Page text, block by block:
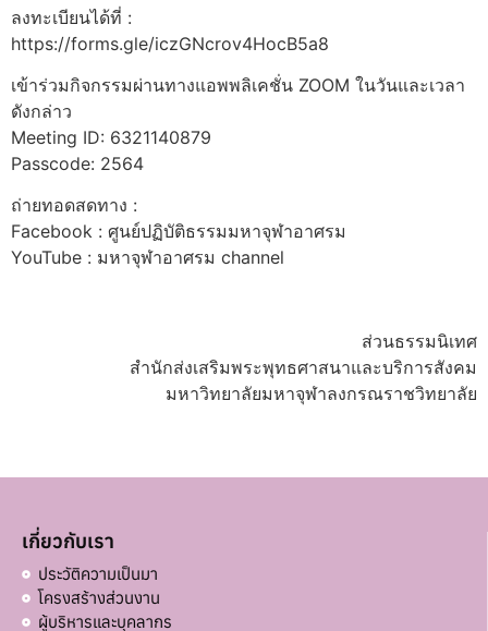
ลงทะเบียนได้ที่ :
https://forms.gle/iczGNcrov4HocB5a8
เข้าร่วมกิจกรรมผ่านทางแอพพลิเคชั่น ZOOM ในวันและเวลา
ดังกล่าว
Meeting ID: 6321140879
Passcode: 2564
ถ่ายทอดสดทาง :
Facebook : ศูนย์ปฏิบัติธรรมมหาจุฬาอาศรม
YouTube : มหาจุฬาอาศรม channel
ส่วนธรรมนิเทศ
สำนักส่งเสริมพระพุทธศาสนาและบริการสังคม
มหาวิทยาลัยมหาจุฬาลงกรณราชวิทยาลัย
เกี่ยวกับเรา
ประวัติความเป็นมา
โครงสร้างส่วนงาน
ผู้บริหารและบุคลากร